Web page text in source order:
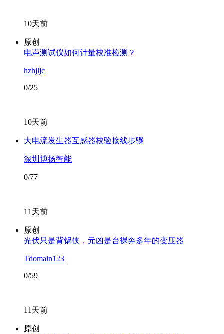
10天前
原创
电声测试仪如何计量校准检测？
hzhjljc
0/25
10天前
大电流发生器互感器校验接线步骤
深圳博扬智能
0/77
11天前
原创
光伏只是背锅侠，元凶是台裸奔多年的变压器
Tdomain123
0/59
11天前
原创